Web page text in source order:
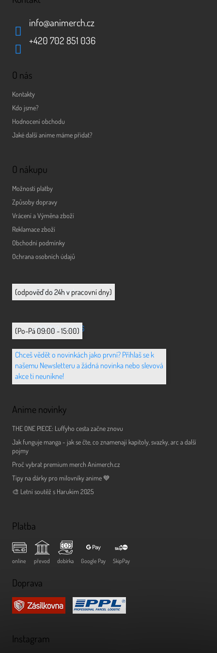
info@animerch.cz
+420 702 851 036
O nás
Kontakty
Kdo jsme?
Hodnocení obchodu
Jaké další anime máme přidat?
O nákupu
Možnosti platby
Způsoby dopravy
Vrácení a Výměna zboží
Reklamace zboží
Obchodní podmínky
Ochrana osobních údajů
info@animerch.cz
(odpověď do 24h v pracovní dny)
+420 702 851 036
(Po-Pá 09:00 - 15:00)
Chceš vědět o novinkách jako první? Přihlaš se k
našemu Newsletteru a žádná novinka nebo slevová
akce ti neunikne!
Anime novinky
THE ONE PIECE: Luffyho cesta začne znovu
Jak funguje manga - jak se čte, co znamenají kapitoly, svazky, arc a další
pojmy
Proč vybrat premium merch Animerch.cz
Tipy na dárky pro milovníky anime 💙
🎨 Letní soutěž s Harukim 2025
Platba
online převod dobírka Google Pay SkipPay
Doprava
Instagram